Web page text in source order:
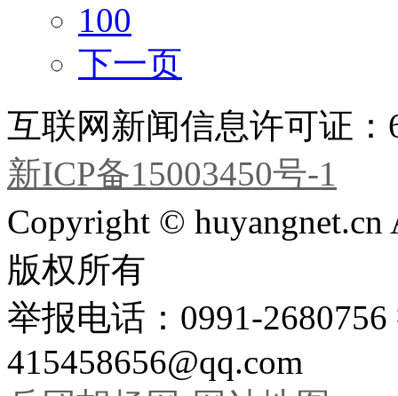
100
下一页
互联网新闻信息许可证：
新ICP备15003450号-1
Copyright ©
版权所有
举报电话：0991-
415458656@qq.com